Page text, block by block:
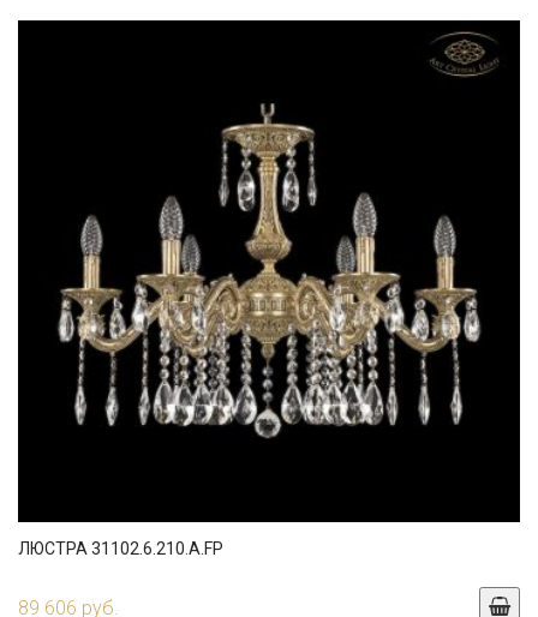
ЛЮСТРА 31102.6.210.A.FP
89 606 руб.